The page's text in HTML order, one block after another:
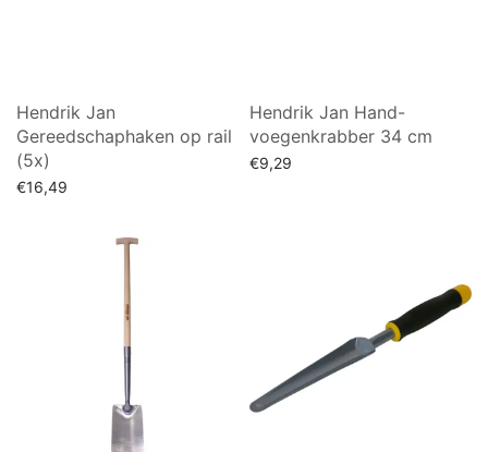
Hendrik Jan
Gereedschaphaken op rail
(5x)
€16,49
Hendrik Jan Hand-
voegenkrabber 34 cm
€9,29